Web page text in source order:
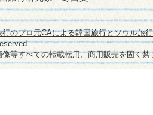
行のプロ元CAによる韓国旅行とソウル旅
等すべての転載転用、商用販売を固く禁